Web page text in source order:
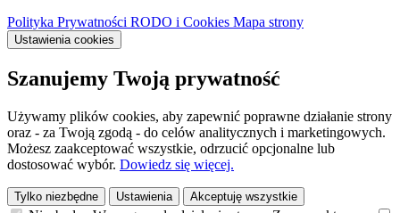
Polityka Prywatności RODO i Cookies Mapa strony
Ustawienia cookies
Szanujemy Twoją prywatność
Używamy plików cookies, aby zapewnić poprawne działanie strony
oraz - za Twoją zgodą - do celów analitycznych i marketingowych.
Możesz zaakceptować wszystkie, odrzucić opcjonalne lub
dostosować wybór. Dowiedz się więcej.
Tylko niezbędne Ustawienia Akceptuję wszystkie